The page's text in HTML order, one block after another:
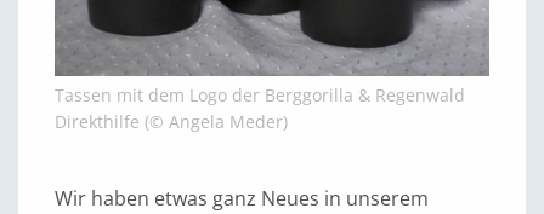
Tassen mit dem Logo der Berggorilla & Regenwald
Direkthilfe (© Angela Meder)
Wir haben etwas ganz Neues in unserem